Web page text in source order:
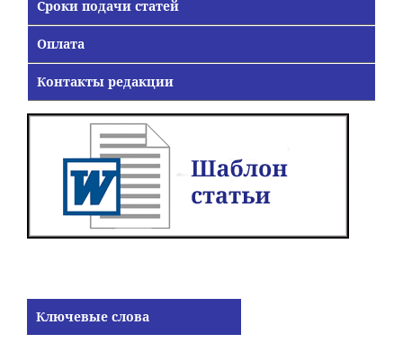
Сроки подачи статей
Оплата
Контакты редакции
Ключевые слова